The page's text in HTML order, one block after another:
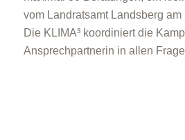
vom Landratsamt Landsberg am
Die KLIMA³ koordiniert die
Ansprechpartnerin in allen